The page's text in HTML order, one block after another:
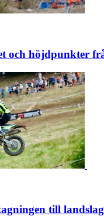
och höjdpunkter
till